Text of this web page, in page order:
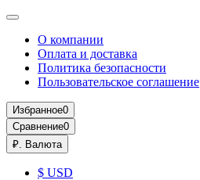
О компании
Оплата и доставка
Политика безопасности
Пользовательское соглашение
Избранное0
Сравнение0
₽. Валюта
$ USD